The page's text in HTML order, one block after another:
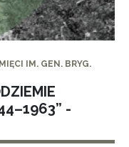
IM. GEN. BRYG.
-